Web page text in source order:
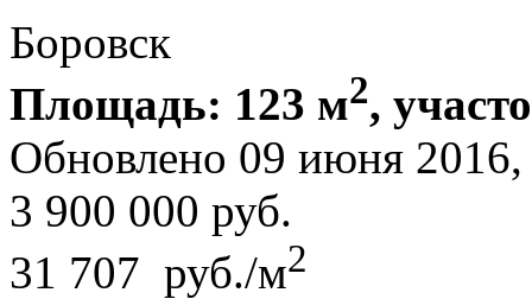
Боровск
Площадь: 123 м2,
Обновлено 09 июня
3 900 000 руб.
31 707 руб./м2